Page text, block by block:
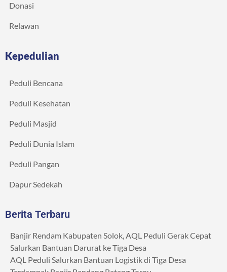
Donasi
Relawan
Kepedulian
Peduli Bencana
Peduli Kesehatan
Peduli Masjid
Peduli Dunia Islam
Peduli Pangan
Dapur Sedekah
Berita Terbaru
Banjir Rendam Kabupaten Solok, AQL Peduli Gerak Cepat
Salurkan Bantuan Darurat ke Tiga Desa
AQL Peduli Salurkan Bantuan Logistik di Tiga Desa